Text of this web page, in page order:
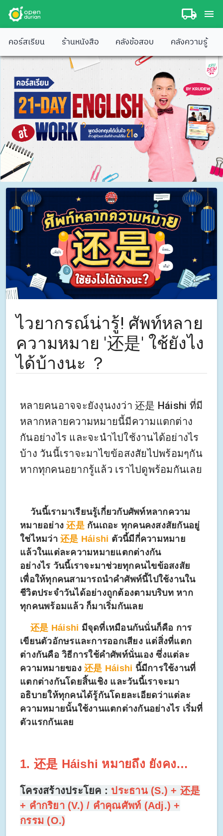
คอร์สเรียน ร้านหนังสือ คลังข้อสอบ คลังความรู้
ไวยากรณ์น่ารู้! ศัพท์หลาย
ความหมาย '还是' ใช้ยังไง
ได้บ้างนะ ？
หลายคนอาจจะยังงุนงงว่า 还是 Háishi ที่มี
หลากหลายความหมายนี้มีความแตกต่าง
กันอย่างไร และจะนำไปใช้งานได้อย่างไร
บ้าง วันนี้เราจะมาไขข้อสงสัยไปพร้อมๆกัน
หากทุกคนอยากรู้แล้ว เราไปดูพร้อมกันเลย
วันนี้เรามาเรียนรู้เกี่ยวกับศัพท์หลากความ
หมายอย่าง还是 กันเถอะ ทุกคนคงสงสัยกันอยู่
ใช่ไหมว่า 还是 Háishi ตัวนี้มีกี่ความหมาย
แล้วในแต่ละความหมายแตกต่างกัน
อย่างไร วันนี้เราจะมาช่วยทุกคนไขข้อสงสัย
เพื่อให้ทุกคนสามารถนำคำศัพท์นี้ไปใช้งานใน
ชีวิตประจำวันได้อย่างถูกต้องตามบริบท หาก
ทุกคนพร้อมแล้ว ก็มาเริ่มกันเลย
还是 Háishi มีจุดที่เหมือนกันนั่นก็คือ การ
เขียนตัวอักษรและการออกเสียง แต่สิ่งที่แตก
ต่างกันคือ วิธีการใช้คำศัพท์นั่นเอง ซึ่งแต่ละ
ความหมายของ 还是 Háishi นี้มีการใช้งานที่
แตกต่างกันโดยสิ้นเชิง และวันนี้เราจะมา
อธิบายให้ทุกคนได้รู้กันโดยละเอียดว่าแต่ละ
ความหมายนั้นใช้งานแตกต่างกันอย่างไร เริ่มที่
ตัวแรกกันเลย
1. 还是 Háishi หมายถึง ยังคง…
โครงสร้างประโยค : ประธาน (S.) + 还是
+ คำกริยา (V.) / คำคุณศัพท์ (Adj.) +
กรรม (O.)